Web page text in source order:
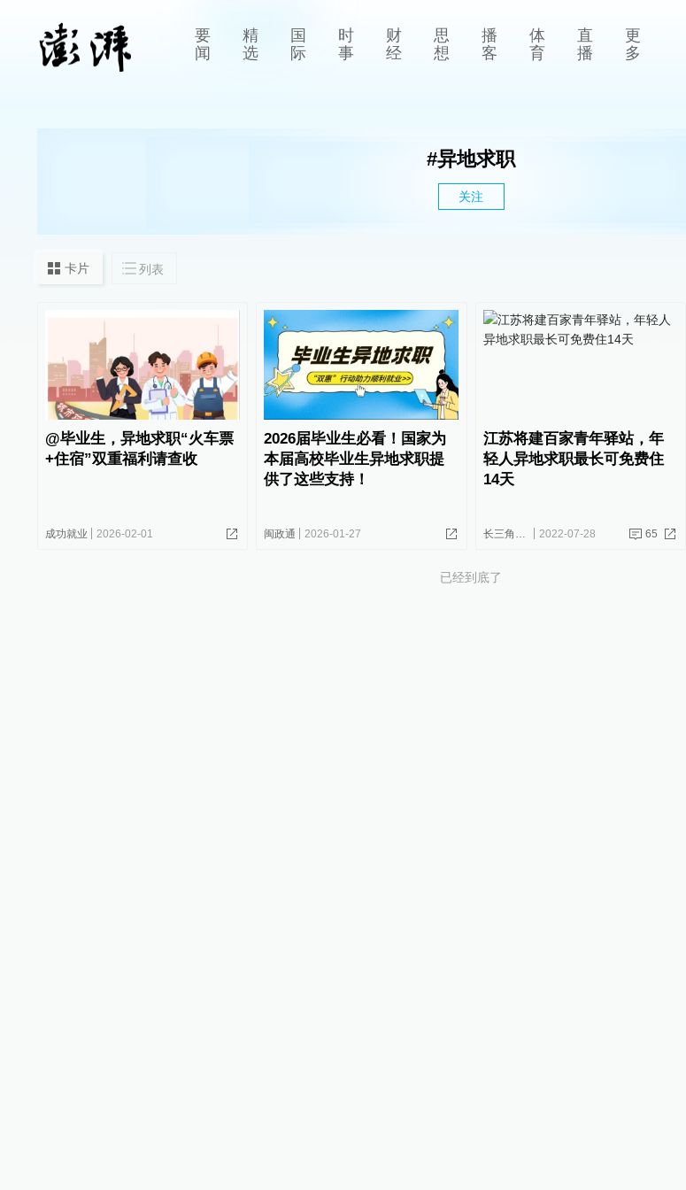
要
闻
精
选
国
际
时
事
财
经
思
想
播
客
体
育
直
播
更
多
#异地求职
关注
卡片 列表
@毕业生，异地求职“火车票
+住宿”双重福利请查收
成功就业 2026-02-01
2026届毕业生必看！国家为
本届高校毕业生异地求职提
供了这些支持！
闽政通 2026-01-27
江苏将建百家青年驿站，年
轻人异地求职最长可免费住
14天
长三角政商 2022-07-28 65
已经到底了